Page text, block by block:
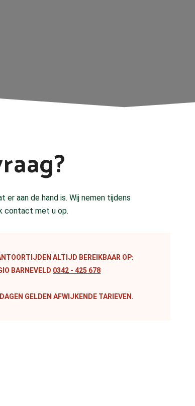
aan de hand is. Wij nemen tijdens
contact met u op.
ALTIJD BEREIKBAAR OP:
BARNEVELD 0342 - 425 678
GELDEN AFWIJKENDE TARIEVEN.